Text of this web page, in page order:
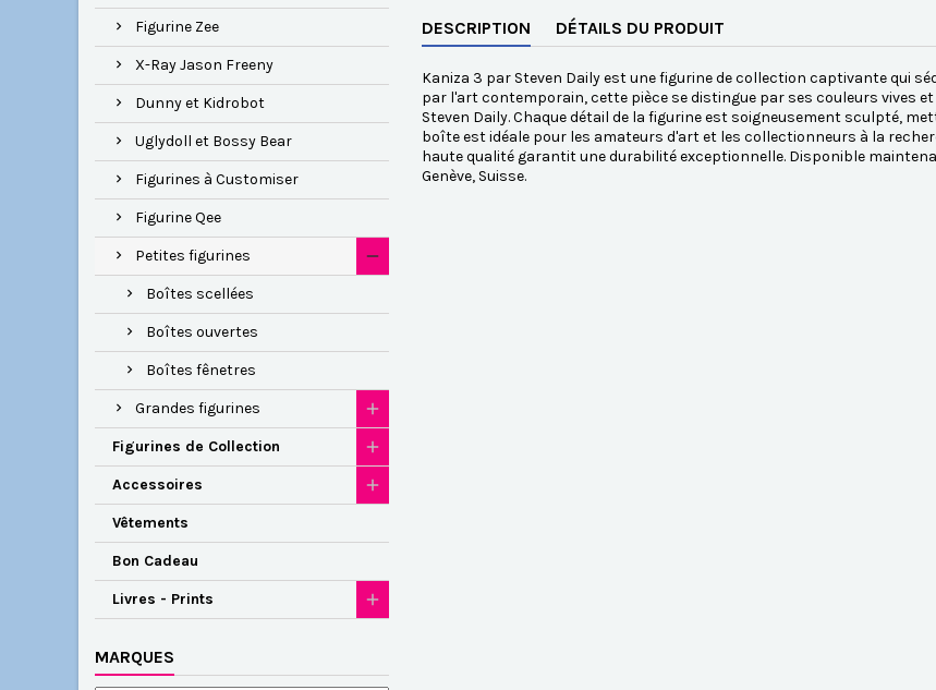
Figurine Zee
X-Ray Jason Freeny
Dunny et Kidrobot
Uglydoll et Bossy Bear
Figurines à Customiser
Figurine Qee
Petites figurines
Boîtes scellées
Boîtes ouvertes
Boîtes fênetres
Grandes figurines
Figurines de Collection
Accessoires
Vêtements
Bon Cadeau
Livres - Prints
MARQUES
DESCRIPTION DÉTAILS DU PRODUIT
Kaniza 3 par Steven Daily est une figurine de collection captivante qui
par l'art contemporain, cette pièce se distingue par ses couleurs vives
Steven Daily. Chaque détail de la figurine est soigneusement sculpté,
boîte est idéale pour les amateurs d'art et les collectionneurs à la
haute qualité garantit une durabilité exceptionnelle. Disponible
Genève, Suisse.